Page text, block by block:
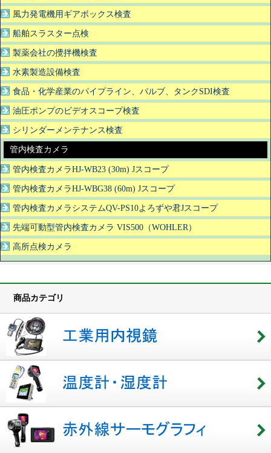
風力発電機用ギアボックス検査
船舶スラスター点検
製薬会社の攪拌機検査
水素製造設備検査
食品・化学産業のパイプライン、バルブ、タンクSDI検査
油圧ポンプのビデオスコープ検査
シリンダーメンテナンス検査
管内検査カメラ
管内検査カメラHJ-WB23 (30m) Jスコープ
管内検査カメラHJ-WBG38 (60m) Jスコープ
管内検査カメラシステムQV-PS10よろずや君Jスコープ
先端可動型管内検査カメラ VIS500（WOHLER）
高所点検カメラ
商品カテゴリ